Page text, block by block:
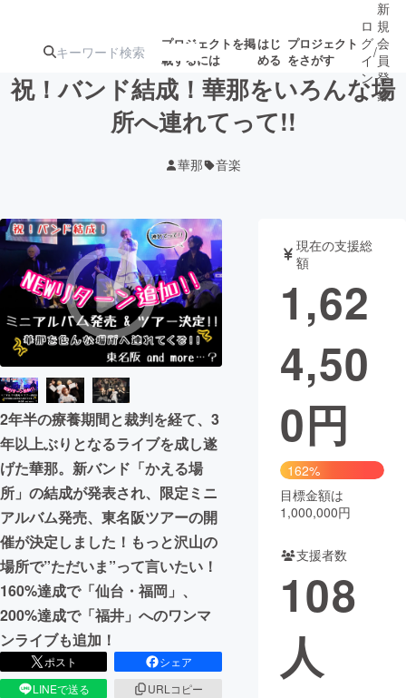
プロジェクトを掲
載するには
はじ
める
プロジェクト
をさがす
注目の新着プロ
ジェクト
募集終了が近いプ
ロジェクト
アート・写真 音楽
テクノロジー・ガジェット ゲーム・サ
映像・映画
ビジネス・起業
まちづくり・地域活性化
CAMPFIRE for Social Good
CAMPFIRE Creation
CAMPFIREふるさと納税machi-ya コミュニティ
ロ
グ
イ
ン
/
新
規
会
員
登
録
祝！バンド結成！華那をいろんな場
所へ連れてって!!
華那 音楽
2年半の療養期間と裁判を経て、3
年以上ぶりとなるライブを成し遂
げた華那。新バンド「かえる場
所」の結成が発表され、限定ミニ
アルバム発売、東名阪ツアーの開
催が決定しました！もっと沢山の
場所で”ただいま”って言いたい！
160%達成で「仙台・福岡」、
200%達成で「福井」へのワンマ
ンライブも追加！
ポスト
シェア
LINEで送る
URLコピー
現在の支援総
額
1,62
4,50
0円
162%
目標金額は
1,000,000円
支援者数
108
人